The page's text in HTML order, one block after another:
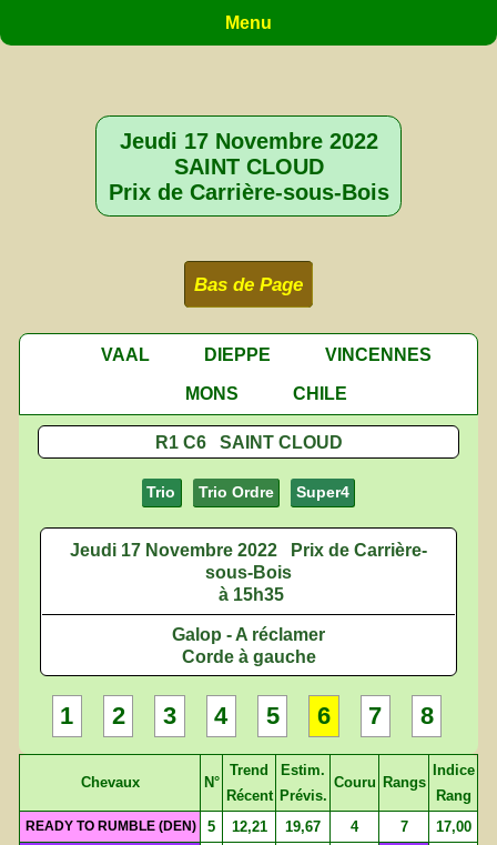
Menu
Jeudi 17 Novembre 2022
SAINT CLOUD
Prix de Carrière-sous-Bois
Bas de Page
VAAL DIEPPE
VINCENNES
MONS
CHILE
R1 C6 SAINT CLOUD
Trio Trio Ordre Super4
Jeudi 17 Novembre 2022
Prix de Carrière-
sous-Bois
à 15h35
Galop - A réclamer
Corde à gauche
1 2 3 4 5 6 7 8
Chevaux N°
Trend
Récent
Estim.
Prévis.
Couru Rangs
Indice
Rang
READY TO RUMBLE (DEN) 5 12,21 19,67 4 7 17,00